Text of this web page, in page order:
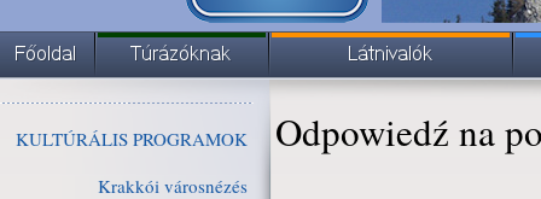
KULTÚRÁLIS PROGRAMOK
Krakkói városnézés
Odpowiedź na